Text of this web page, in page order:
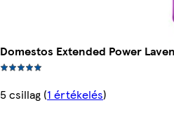
Domestos Extended Power
5 csillag (1 értékelés)